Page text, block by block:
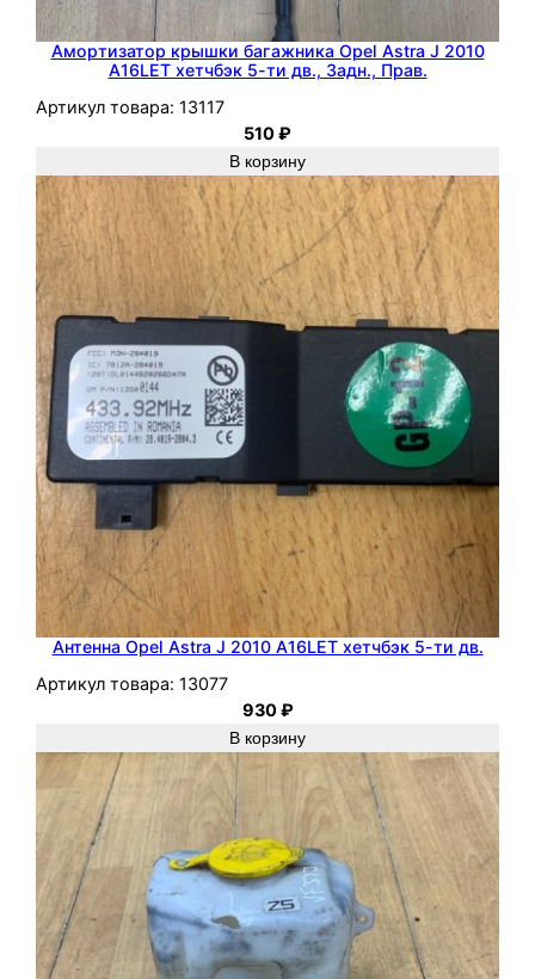
П
е
е
,
Л
е
в
.
Амортизатор крышки багажника Opel Astra J 2010
A16LET хетчбэк 5-ти дв., Задн., Прав.
Артикул товара: 13117
510₽
В корзину
Антенна Opel Astra J 2010 A16LET хетчбэк 5-ти дв.
Артикул товара: 13077
930₽
В корзину